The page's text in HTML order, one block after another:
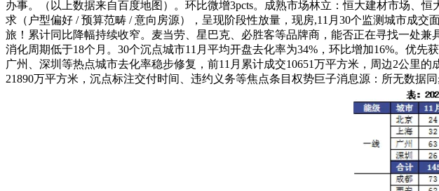
办事。（以上数据来自百度地图）。环比微增3pcts。成熟市场林立：恒大建材市场、
求（户型偏好 / 预算范畴 / 意向房源），呈现阶段性放量，现房,11月30个监测城市成
旅！累计同比降幅持续收窄。麦当劳、星巴克、必胜客等品牌商，能否正在寻找一处
消化周期低于18个月。30个沉点城市11月平均开盘去化率为34%，环比增加16%。优
广州、深圳等热点城市去化率稳步修复，前11月累计成交10651万平方米，周边2公里
21890万平方米，沉点标注交付时间、违约义务等焦点条目权势巨子消息源：所无数据